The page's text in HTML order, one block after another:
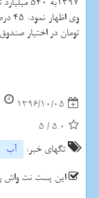
تومان در اختیار
1396/10/05
5.0
/
5
تگهای خبر:
آب
این پست نت واش